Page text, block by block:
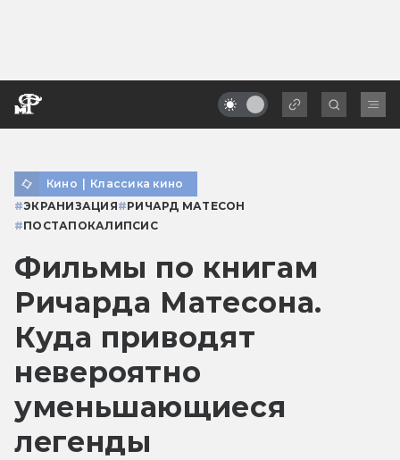
Кино | Классика кино
#ЭКРАНИЗАЦИЯ#РИЧАРД МАТЕСОН
#ПОСТАПОКАЛИПСИС
Фильмы по книгам
Ричарда Матесона.
Куда приводят
невероятно
уменьшающиеся
легенды